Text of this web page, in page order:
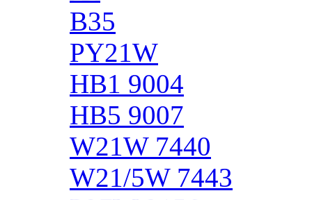
B35
PY21W
HB1 9004
HB5 9007
W21W 7440
W21/5W 7443